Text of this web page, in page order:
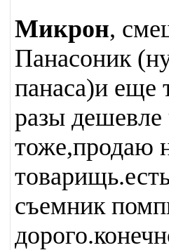
Микрон,
Панасоник
панаса)и еще
разы
тоже,продаю
съемник